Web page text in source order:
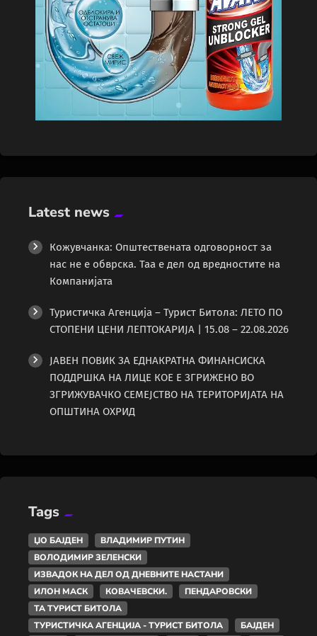
Latest news
Кожувчанка: Општествената одговорност за
нас не е обврска. Таа е дел од вредностите на
Компанијата
Туристичка Агенција – Турист Битола: ЛЕТО ПО
СТОПЕНИ ЦЕНИ ЛЕПТОКАРИЈА | 15.08 – 22.08.2026
ЈАВЕН ПОВИК ЗА ЕДНАКРАТНА ФИНАНСИСКА
ПОДДРШКА НА ЛИЦЕ КОЕ Е ЗГРИЖЕНО ВО
ЗГРИЖУВАЧКО СЕМЕЈСТВО НА ТЕРИТОРИЈАТА НА
ОПШТИНА ОХРИД
Tags
ЏО БАЈДЕН
ВЛАДИМИР ПУТИН
ВОЛОДИМИР ЗЕЛЕНСКИ
ИЗВАДОК НА ДЕЛ ОД ДНЕВНИТЕ НАСТАНИ
ИЛОН МАСК
КОВАЧЕВСКИ.
ПЕНДАРОВСКИ
ТА ТУРИСТ БИТОЛА
ТУРИСТИЧКА АГЕНЦИЈА - ТУРИСТ БИТОЛА
БАЈДЕН